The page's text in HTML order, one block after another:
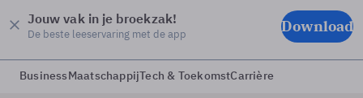
Jouw vak in je broekzak!
De beste leeservaring met de app Download
BusinessMaatschappijTech & ToekomstCarrière